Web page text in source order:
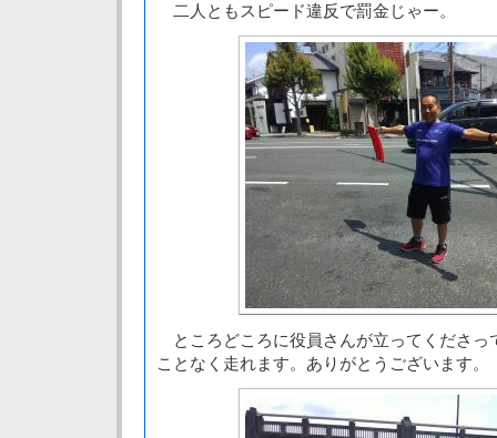
二人ともスピード違反で罰金じゃー。
ところどころに役員さんが立ってくださっ
ことなく走れます。ありがとうございます。